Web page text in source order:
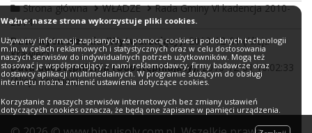
Strona główna WŁADZE
Rada Gminy VI kadencja 2010-
2014
Data wytworzenia (Wytwarzający):2010-12-01 (Alicja
Krawiec)
Data udostępnienia (Udostępniający):2010-12-01 10:02:33
(Alicja Krawiec)
Ważne: nasze strona wykorzystuje pliki cookies.
Używamy informacji zapisanych za pomocą cookies i podobnych technologii
m.in. w celach reklamowych i statystycznych oraz w celu dostosowania
naszych serwisów do indywidualnych potrzeb użytkowników. Mogą też
stosować je współpracujący z nami reklamodawcy, firmy badawcze oraz
dostawcy aplikacji multimedialnych. W programie służącym do obsługi
internetu można zmienić ustawienia dotyczące cookies.
Korzystanie z naszych serwisów internetowych bez zmiany ustawień
dotyczących cookies oznacza, że będą one zapisane w pamięci urządzenia.